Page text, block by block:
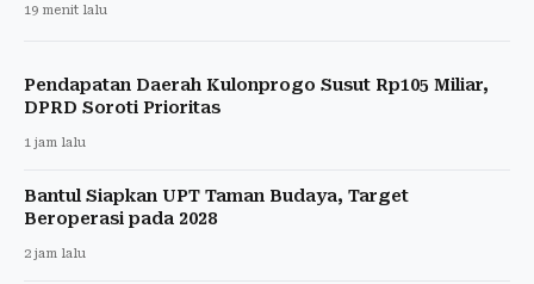
19 menit lalu
Pendapatan Daerah Kulonprogo Susut Rp105 Miliar,
DPRD Soroti Prioritas
1 jam lalu
Bantul Siapkan UPT Taman Budaya, Target
Beroperasi pada 2028
2 jam lalu